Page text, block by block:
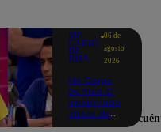
ME
CAIGO
DE
RISA
06 de
agosto
2026
Me Caigo
De Risa: El
inesperado
chiste de